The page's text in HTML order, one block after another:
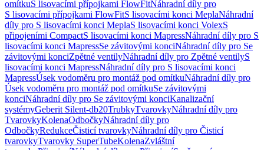
omítkuS lisovacími přípojkami FlowFitNáhradní díly pro
S lisovacími přípojkami FlowFitS lisovacími konci MeplaNáhradní
díly pro S lisovacími konci MeplaS lisovacími konci VolexS
připojeními CompactS lisovacími konci MapressNáhradní díly pro S
lisovacími konci MapressSe závitovými konciNáhradní díly pro Se
závitovými konciZpětné ventilyNáhradní díly pro Zpětné ventilyS
lisovacími konci MapressNáhradní díly pro S lisovacími konci
MapressÚsek vodoměru pro montáž pod omítkuNáhradní díly pro
Úsek vodoměru pro montáž pod omítkuSe závitovými
konciNáhradní díly pro Se závitovými konciKanalizační
systémyGeberit Silent-db20TrubkyTvarovkyNáhradní díly pro
TvarovkyKolenaOdbočkyNáhradní díly pro
OdbočkyRedukceČisticí tvarovkyNáhradní díly pro Čisticí
tvarovkyTvarovky SuperTubeKolenaZvláštní